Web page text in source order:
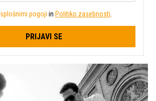
splošnimi pogoji in Politiko zasebnosti
PRIJAVI SE